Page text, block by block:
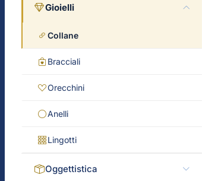
Gioielli
Collane
Bracciali
Orecchini
Anelli
Lingotti
Oggettistica